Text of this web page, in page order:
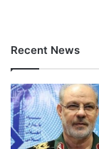
Recent News